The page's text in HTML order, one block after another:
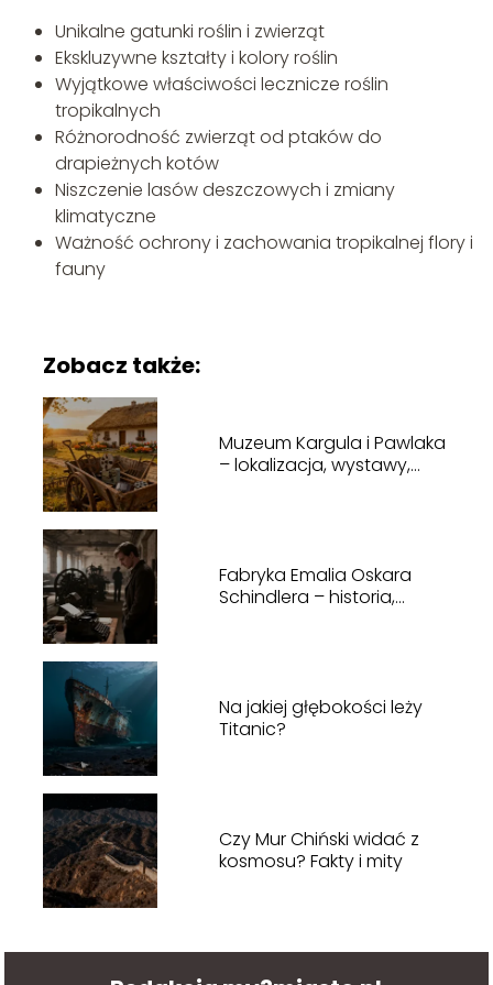
Unikalne gatunki roślin i zwierząt
Ekskluzywne kształty i kolory roślin
Wyjątkowe właściwości lecznicze roślin
tropikalnych
Różnorodność zwierząt od ptaków do
drapieżnych kotów
Niszczenie lasów deszczowych i zmiany
klimatyczne
Ważność ochrony i zachowania tropikalnej flory i
fauny
Zobacz także:
Muzeum Kargula i Pawlaka
– lokalizacja, wystawy,
Fabryka Emalia Oskara
Schindlera – historia,
Na jakiej głębokości leży
Titanic?
Czy Mur Chiński widać z
kosmosu? Fakty i mity